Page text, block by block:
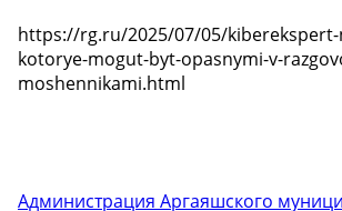
https://rg.ru/2025/07/05/kiberekspert-
kotorye-mogut-byt-opasnymi-v-
moshennikami.html
Администрация Аргаяшского